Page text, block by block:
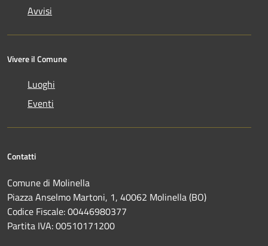
Avvisi
Vivere il Comune
Luoghi
Eventi
Contatti
Comune di Molinella
Piazza Anselmo Martoni, 1, 40062 Molinella (BO)
Codice Fiscale: 00446980377
Partita IVA: 00510171200